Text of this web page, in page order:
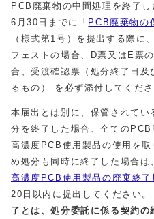
PCB廃棄物の中間処理を終了
6月30日までに「 PCB廃棄物の
（様式第1号）を提出する際に
フェストの場合、D票又はE票
合、受渡確認票（処分終了日
るもの） を必ず添付してくださ
本届出とは別に、保管されて
分を終了した場合、全てのPCB
高濃度PCB使用製品の使用を
め処分も同時に終了した場合は
高濃度PCB使用製品の廃棄終了
20日以内に提出してください。
了とは、処分委託に係る契約の